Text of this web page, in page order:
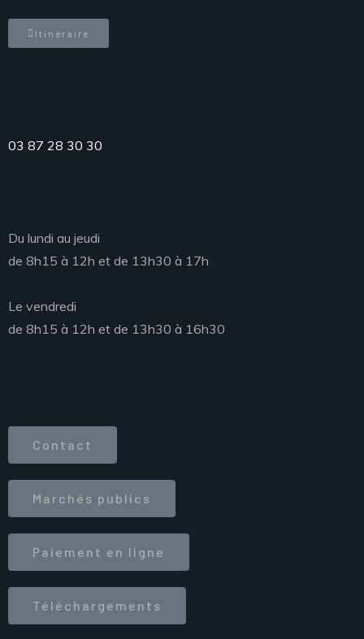
Itinéraire
03 87 28 30 30
Du lundi au jeudi
de 8h15 à 12h et de 13h30 à 17h
Le vendredi
de 8h15 à 12h et de 13h30 à 16h30
Contact
Marchés publics
Paiement en ligne
Téléchargements